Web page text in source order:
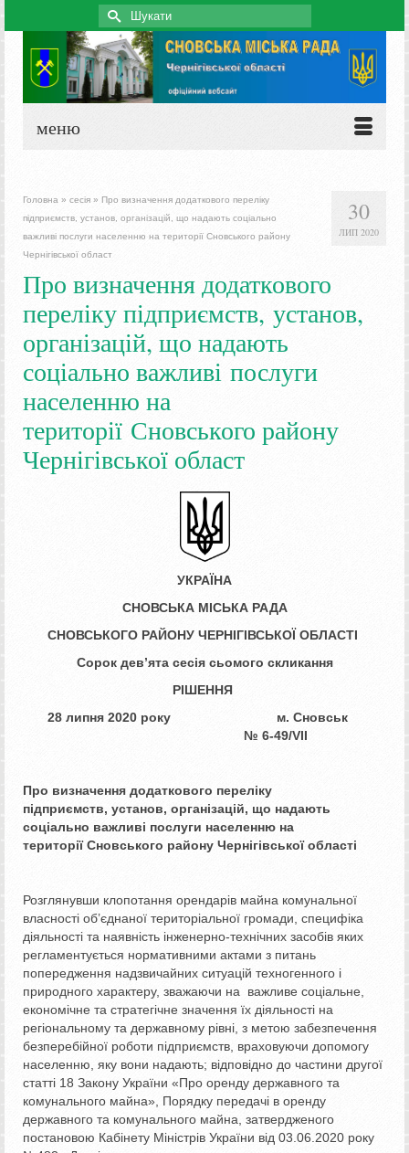
Search
for:
меню
30
ЛИП 2020
Головна » сесія » Про визначення додаткового переліку
підприємств, установ, організацій, що надають соціально
важливі послуги населенню на території Сновського району
Чернігівської област
Про визначення додаткового
переліку підприємств, установ,
організацій, що надають
соціально важливі послуги
населенню на
території Сновського району
Чернігівської област
УКРАЇНА
СНОВСЬКА МІСЬКА РАДА
СНОВСЬКОГО РАЙОНУ ЧЕРНІГІВСЬКОЇ ОБЛАСТІ
Сорок дев’ята сесія сьомого скликання
РІШЕННЯ
28 липня 2020 року м. Сновськ
№ ­­­6-49/VII
Про визначення додаткового переліку
підприємств, установ, організацій, що надають
соціально важливі послуги населенню на
територіїСновського району Чернігівської області
Розглянувши клопотання орендарів майна комунальної
власності об’єднаної територіальної громади, специфіка
діяльності та наявність інженерно-технічних засобів яких
регламентується нормативними актами з питань
попередження надзвичайних ситуацій техногенного і
природного характеру, зважаючи на важливе соціальне,
економічне та стратегічне значення їх діяльності на
регіональному та державному рівні, з метою забезпечення
безперебійної роботи підприємств, враховуючи допомогу
населенню, яку вони надають; відповідно до частини другої
статті 18 Закону України «Про оренду державного та
комунального майна», Порядку передачі в оренду
державного та комунального майна, затвердженого
постановою Кабінету Міністрів України від 03.06.2020 року